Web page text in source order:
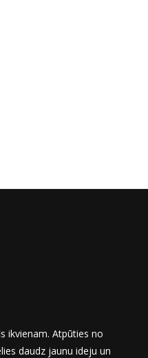
ikvienam. Atpūties no
daudz jaunu ideju un